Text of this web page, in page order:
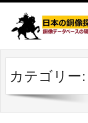
カテゴリー: